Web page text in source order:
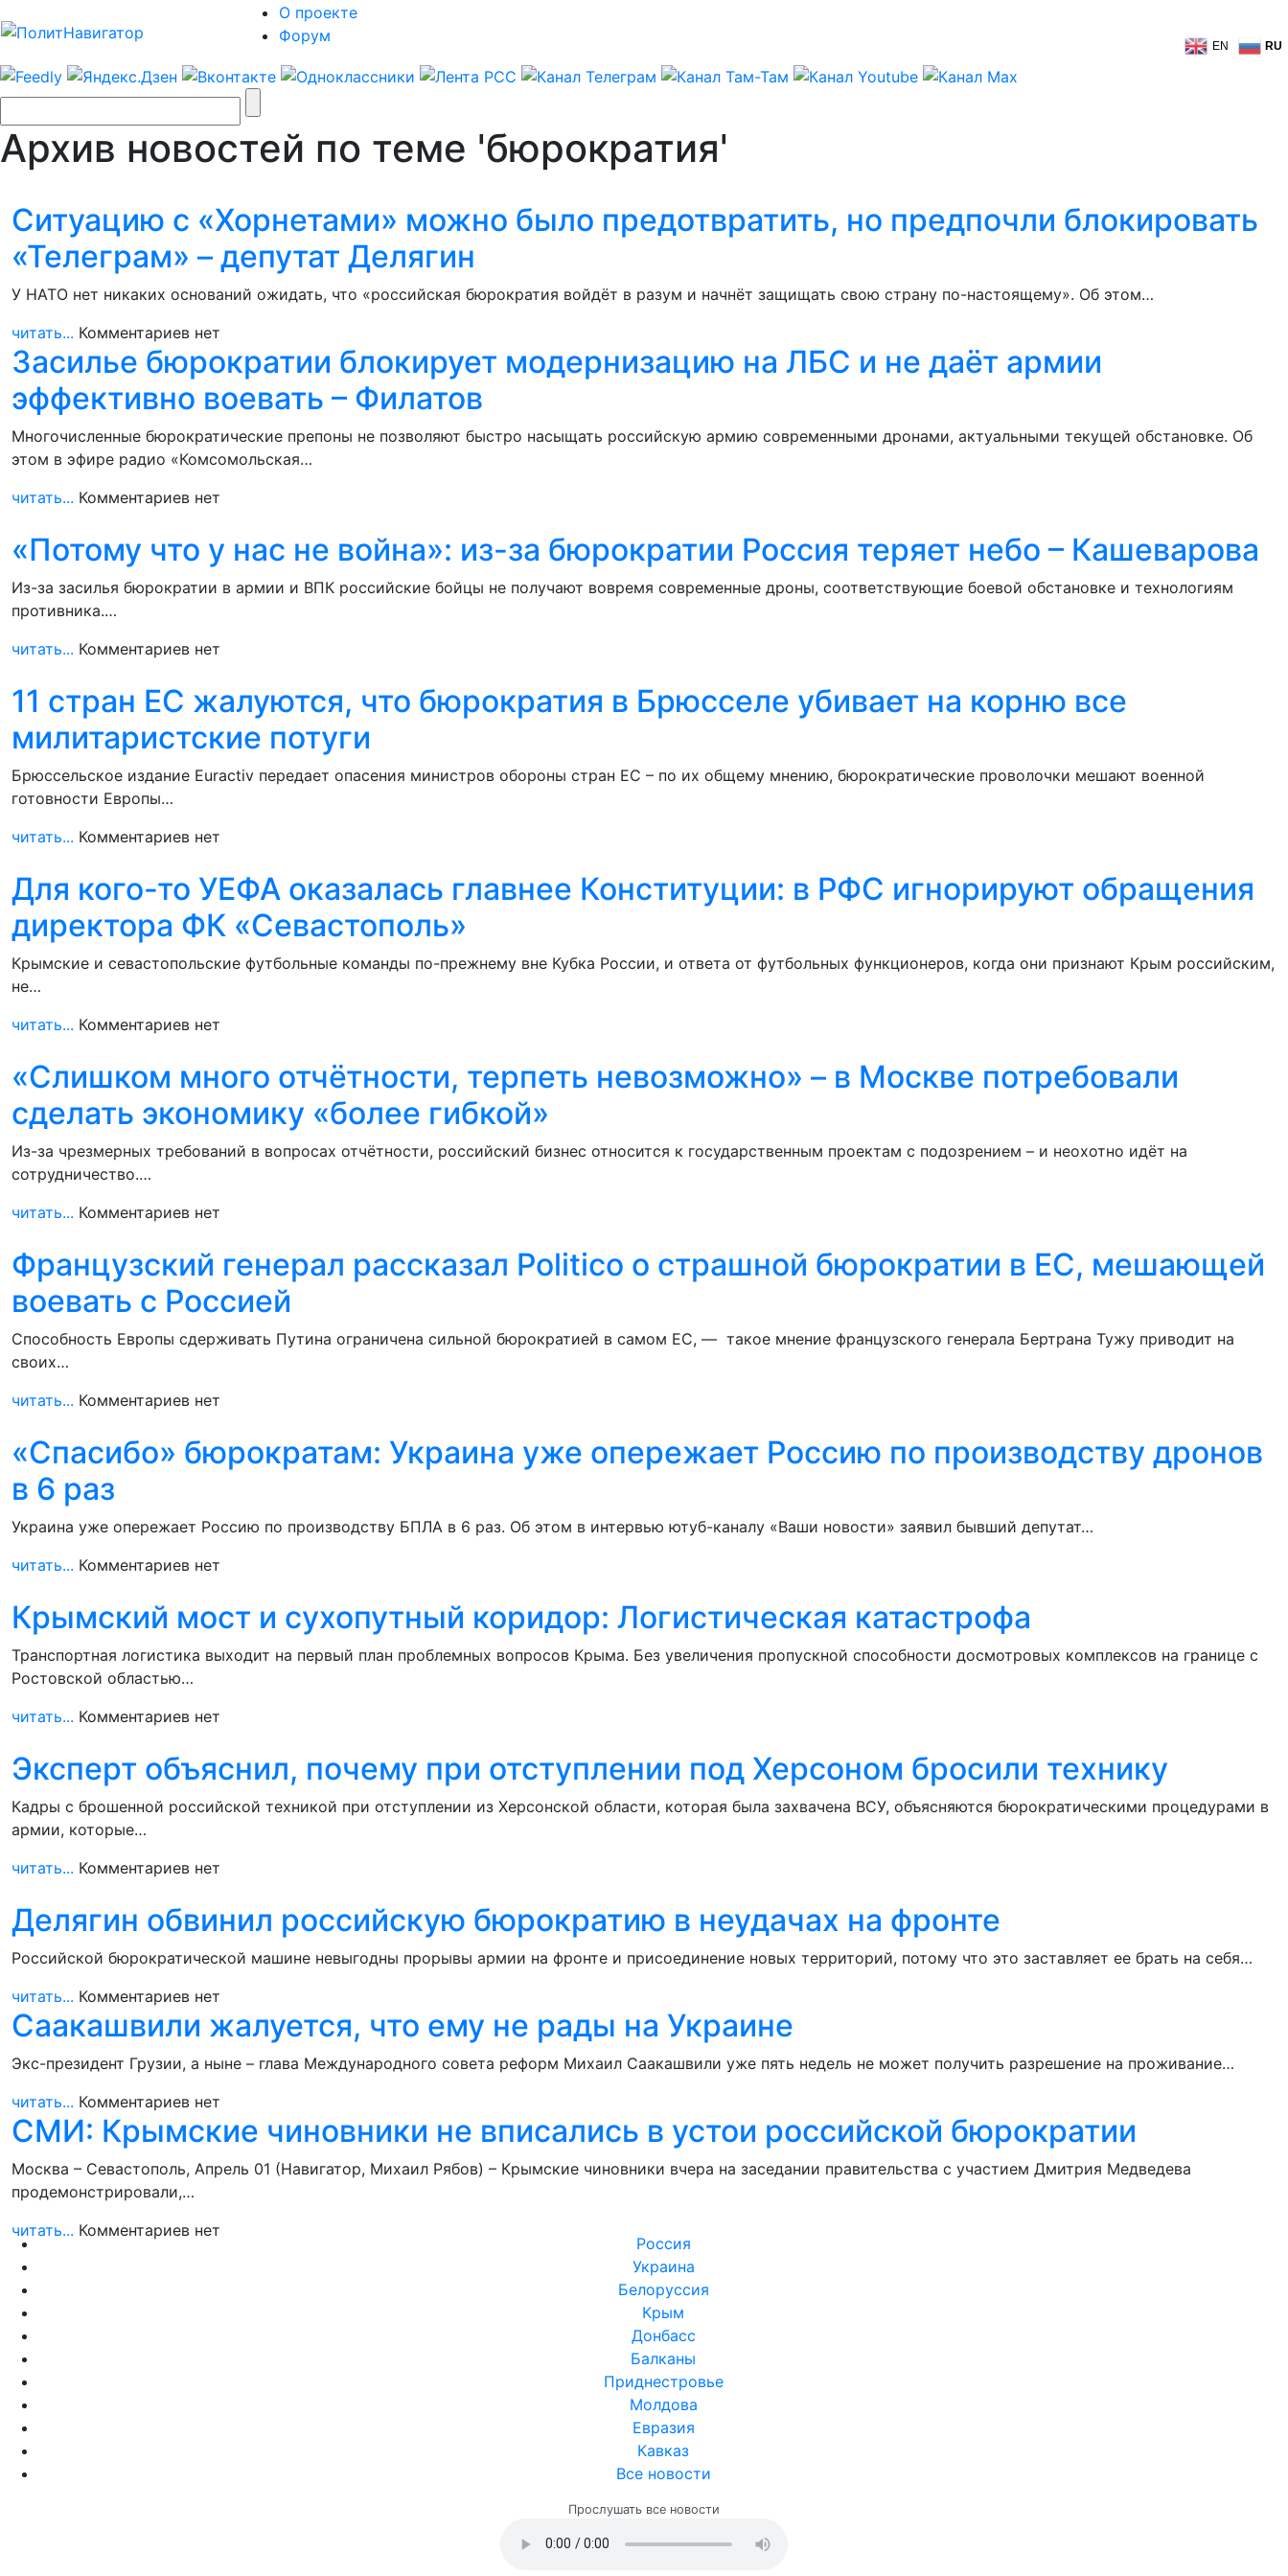
О проекте
Форум
EN RU
Архив новостей по теме 'бюрократия'
Ситуацию с «Хорнетами» можно было предотвратить, но предпочли блокировать
«Телеграм» – депутат Делягин
У НАТО нет никаких оснований ожидать, что «российская бюрократия войдёт в разум и начнёт защищать свою страну по-настоящему». Об этом…
читать... Комментариев нет
Засилье бюрократии блокирует модернизацию на ЛБС и не даёт армии
эффективно воевать – Филатов
Многочисленные бюрократические препоны не позволяют быстро насыщать российскую армию современными дронами, актуальными текущей обстановке. Об
этом в эфире радио «Комсомольская…
читать... Комментариев нет
«Потому что у нас не война»: из-за бюрократии Россия теряет небо – Кашеварова
Из-за засилья бюрократии в армии и ВПК российские бойцы не получают вовремя современные дроны, соответствующие боевой обстановке и технологиям
противника.…
читать... Комментариев нет
11 стран ЕС жалуются, что бюрократия в Брюсселе убивает на корню все
милитаристские потуги
Брюссельское издание Euractiv передает опасения министров обороны стран ЕС – по их общему мнению, бюрократические проволочки мешают военной
готовности Европы…
читать... Комментариев нет
Для кого-то УЕФА оказалась главнее Конституции: в РФС игнорируют обращения
директора ФК «Севастополь»
Крымские и севастопольские футбольные команды по-прежнему вне Кубка России, и ответа от футбольных функционеров, когда они признают Крым российским,
не…
читать... Комментариев нет
«Слишком много отчётности, терпеть невозможно» – в Москве потребовали
сделать экономику «более гибкой»
Из-за чрезмерных требований в вопросах отчётности, российский бизнес относится к государственным проектам с подозрением – и неохотно идёт на
сотрудничество.…
читать... Комментариев нет
Французский генерал рассказал Politico о страшной бюрократии в ЕС, мешающей
воевать с Россией
Способность Европы сдерживать Путина ограничена сильной бюрократией в самом ЕС, — такое мнение французского генерала Бертрана Тужу приводит на
своих…
читать... Комментариев нет
«Спасибо» бюрократам: Украина уже опережает Россию по производству дронов
в 6 раз
Украина уже опережает Россию по производству БПЛА в 6 раз. Об этом в интервью ютуб-каналу «Ваши новости» заявил бывший депутат…
читать... Комментариев нет
Крымский мост и сухопутный коридор: Логистическая катастрофа
Транспортная логистика выходит на первый план проблемных вопросов Крыма. Без увеличения пропускной способности досмотровых комплексов на границе с
Ростовской областью…
читать... Комментариев нет
Эксперт объяснил, почему при отступлении под Херсоном бросили технику
Кадры с брошенной российской техникой при отступлении из Херсонской области, которая была захвачена ВСУ, объясняются бюрократическими процедурами в
армии, которые…
читать... Комментариев нет
Делягин обвинил российскую бюрократию в неудачах на фронте
Российской бюрократической машине невыгодны прорывы армии на фронте и присоединение новых территорий, потому что это заставляет ее брать на себя…
читать... Комментариев нет
Саакашвили жалуется, что ему не рады на Украине
Экс-президент Грузии, а ныне – глава Международного совета реформ Михаил Саакашвили уже пять недель не может получить разрешение на проживание…
читать... Комментариев нет
СМИ: Крымские чиновники не вписались в устои российской бюрократии
Москва – Севастополь, Апрель 01 (Навигатор, Михаил Рябов) – Крымские чиновники вчера на заседании правительства с участием Дмитрия Медведева
продемонстрировали,…
читать... Комментариев нет
Россия
Украина
Белоруссия
Крым
Донбасс
Балканы
Приднестровье
Молдова
Евразия
Кавказ
Все новости
Прослушать все новости